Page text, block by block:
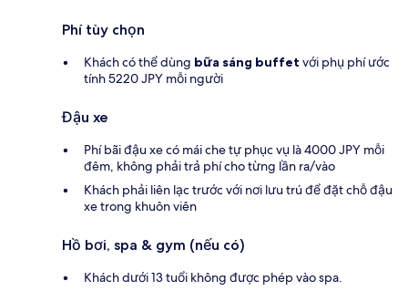
Phí tùy chọn
Khách có thể dùng bữa sáng buffet với phụ phí ước
tính 5220 JPY mỗi người
Đậu xe
Phí bãi đậu xe có mái che tự phục vụ là 4000 JPY mỗi
đêm, không phải trả phí cho từng lần ra/vào
Khách phải liên lạc trước với nơi lưu trú để đặt chỗ đậu
xe trong khuôn viên
Hồ bơi, spa & gym (nếu có)
Khách dưới 13 tuổi không được phép vào spa.